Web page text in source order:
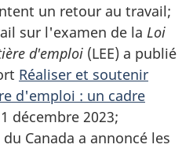
un retour au travail;
sur l'examen de la Loi
d'emploi (LEE) a publié
Réaliser et soutenir
d'emploi : un cadre
décembre 2023;
Canada a annoncé les